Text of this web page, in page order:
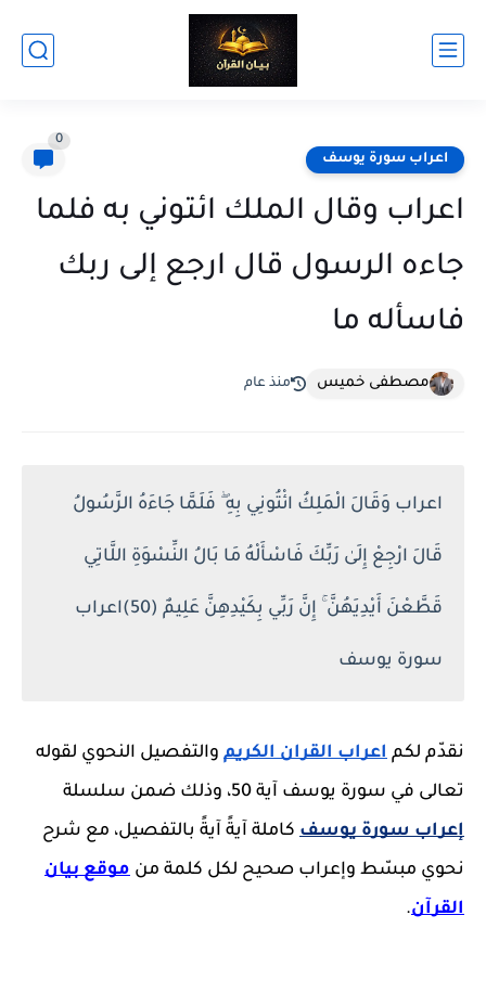
اعراب سورة يوسف
0
اعراب وقال الملك ائتوني به فلما
جاءه الرسول قال ارجع إلى ربك
فاسأله ما
مصطفى خميس منذ عام
اعراب وَقَالَ الْمَلِكُ ائْتُونِي بِهِ ۖ فَلَمَّا جَاءَهُ الرَّسُولُ
قَالَ ارْجِعْ إِلَىٰ رَبِّكَ فَاسْأَلْهُ مَا بَالُ النِّسْوَةِ اللَّاتِي
قَطَّعْنَ أَيْدِيَهُنَّ ۚ إِنَّ رَبِّي بِكَيْدِهِنَّ عَلِيمٌ (50)اعراب
سورة يوسف
نقدّم لكم اعراب القران الكريم والتفصيل النحوي لقوله
تعالى في سورة يوسف آية 50، وذلك ضمن سلسلة
إعراب سورة يوسف كاملة آيةً آيةً بالتفصيل، مع شرح
نحوي مبسّط وإعراب صحيح لكل كلمة من موقع بيان
القرآن.